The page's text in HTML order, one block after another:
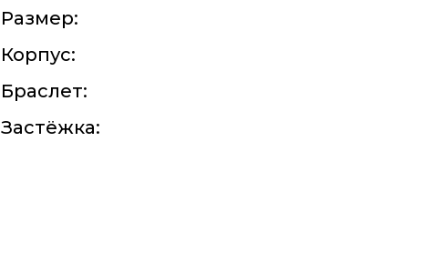
Размер:
Корпус:
Браслет:
Застёжка: